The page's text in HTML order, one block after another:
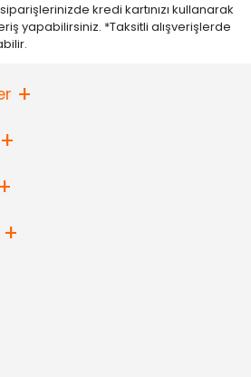
kredi kartınızı kullanarak
yapabilirsiniz. *Taksitli alışverişlerde